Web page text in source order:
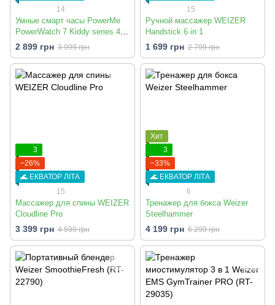
14
Умные смарт часы PowerMe
PowerWatch 7 Kiddy series 4G
+ GPS Pink
2 899 грн 3 999 грн
15
Ручной массажер WEIZER
Handstick 6 in 1
1 699 грн 2 799 грн
3
−26%
🌊 ЕКВАТОР ЛІТА
15
Массажер для спины WEIZER
Cloudline Pro
3 399 грн 4 599 грн
Хит
3
−33%
🌊 ЕКВАТОР ЛІТА
6
Тренажер для бокса Weizer
Steelhammer
4 199 грн 6 299 грн